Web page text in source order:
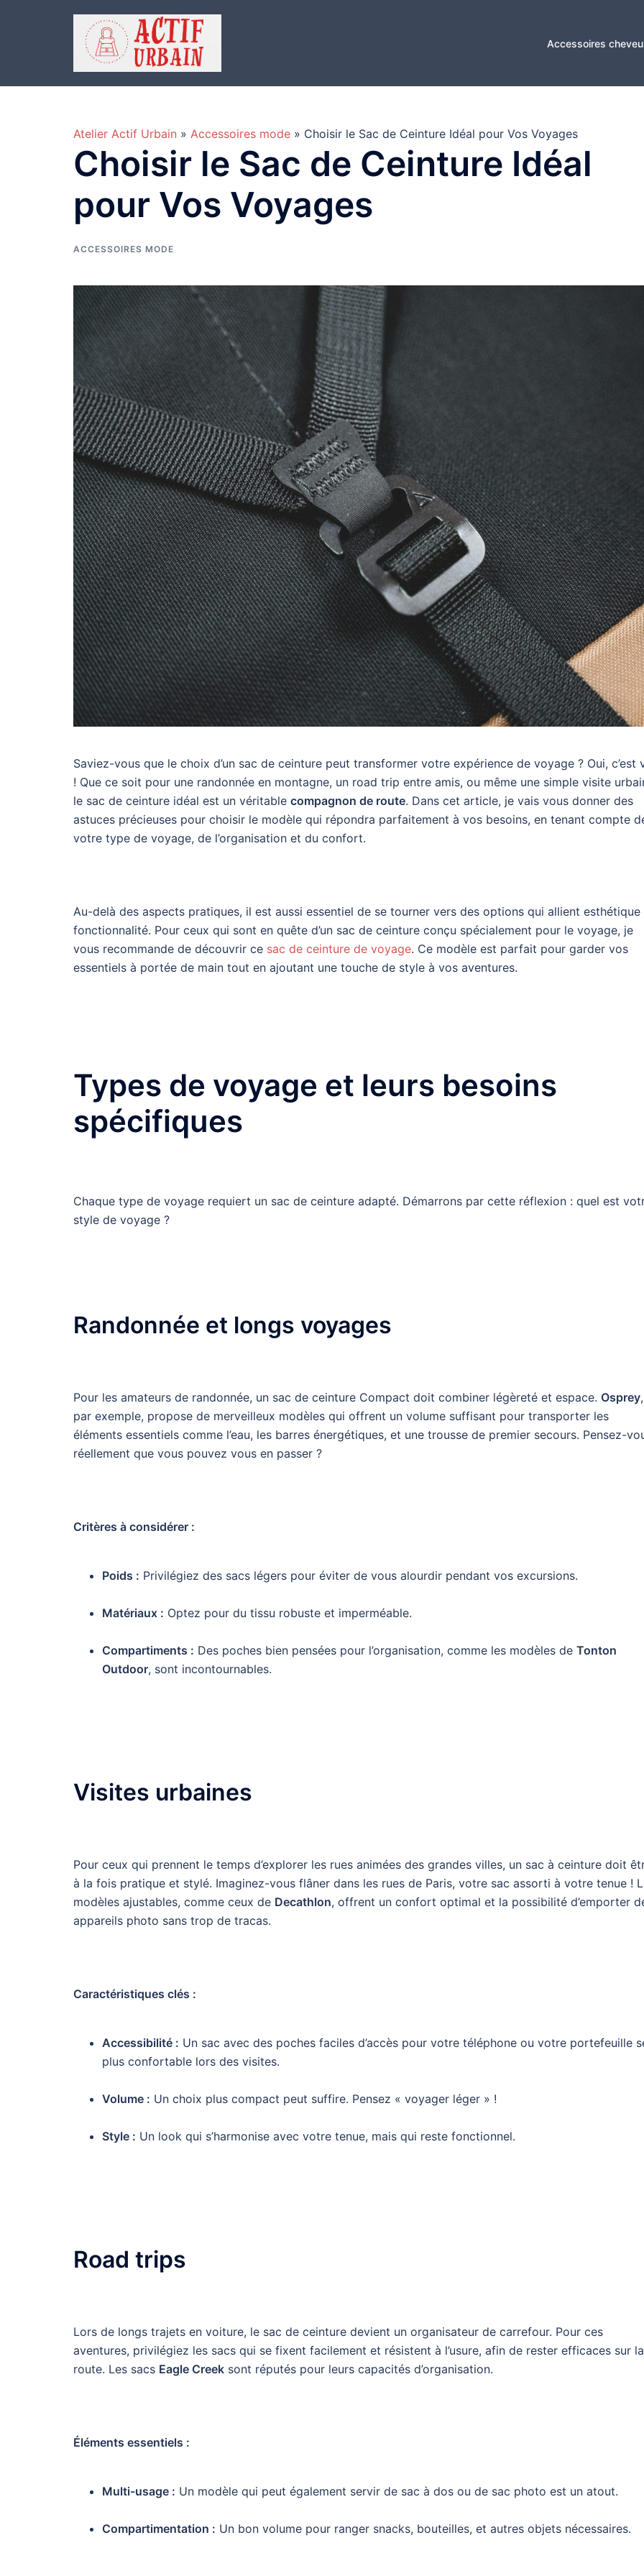
Accessoires
Atelier Actif Urbain » Accessoires mode » Choisir le Sac de Ceinture Idéal pour Vos Voyages
Choisir le Sac de Ceinture Idéal
pour Vos Voyages
ACCESSOIRES MODE
Saviez-vous que le choix d’un sac de ceinture peut transformer votre expérience de voyage ? Oui, c’est
! Que ce soit pour une randonnée en montagne, un road trip entre amis, ou même une simple visite
le sac de ceinture idéal est un véritable compagnon de route. Dans cet article, je vais vous donner des
astuces précieuses pour choisir le modèle qui répondra parfaitement à vos besoins, en tenant compte
votre type de voyage, de l’organisation et du confort.
Au-delà des aspects pratiques, il est aussi essentiel de se tourner vers des options qui allient esthétique
fonctionnalité. Pour ceux qui sont en quête d’un sac de ceinture conçu spécialement pour le voyage, je
vous recommande de découvrir ce sac de ceinture de voyage. Ce modèle est parfait pour garder vos
essentiels à portée de main tout en ajoutant une touche de style à vos aventures.
Types de voyage et leurs besoins
spécifiques
Chaque type de voyage requiert un sac de ceinture adapté. Démarrons par cette réflexion : quel est
style de voyage ?
Randonnée et longs voyages
Pour les amateurs de randonnée, un sac de ceinture Compact doit combiner légèreté et espace. Osprey,
par exemple, propose de merveilleux modèles qui offrent un volume suffisant pour transporter les
éléments essentiels comme l’eau, les barres énergétiques, et une trousse de premier secours. Pensez-
réellement que vous pouvez vous en passer ?
Critères à considérer :
Poids : Privilégiez des sacs légers pour éviter de vous alourdir pendant vos excursions.
Matériaux : Optez pour du tissu robuste et imperméable.
Compartiments : Des poches bien pensées pour l’organisation, comme les modèles de Tonton
Outdoor, sont incontournables.
Visites urbaines
Pour ceux qui prennent le temps d’explorer les rues animées des grandes villes, un sac à ceinture doit
à la fois pratique et stylé. Imaginez-vous flâner dans les rues de Paris, votre sac assorti à votre tenue !
modèles ajustables, comme ceux de Decathlon, offrent un confort optimal et la possibilité d’emporter
appareils photo sans trop de tracas.
Caractéristiques clés :
Accessibilité : Un sac avec des poches faciles d’accès pour votre téléphone ou votre portefeuille
plus confortable lors des visites.
Volume : Un choix plus compact peut suffire. Pensez « voyager léger » !
Style : Un look qui s’harmonise avec votre tenue, mais qui reste fonctionnel.
Road trips
Lors de longs trajets en voiture, le sac de ceinture devient un organisateur de carrefour. Pour ces
aventures, privilégiez les sacs qui se fixent facilement et résistent à l’usure, afin de rester efficaces sur la
route. Les sacs Eagle Creek sont réputés pour leurs capacités d’organisation.
Éléments essentiels :
Multi-usage : Un modèle qui peut également servir de sac à dos ou de sac photo est un atout.
Compartimentation : Un bon volume pour ranger snacks, bouteilles, et autres objets nécessaires.